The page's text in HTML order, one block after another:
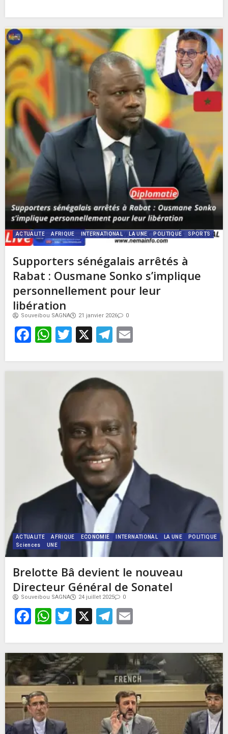
ACTUALITE AFRIQUE INTERNATIONAL LA UNE POLITIQUE SPORTS
Supporters sénégalais arrêtés à
Rabat : Ousmane Sonko s’implique
personnellement pour leur
libération
Souveibou SAGNA 21 janvier 2026 0
Facebook
WhatsApp
Twitter
X Telegram
ACTUALITE AFRIQUE ECONOMIE INTERNATIONAL LA UNE
POLITIQUE
Sciences
UNE
Brelotte Bâ devient le nouveau
Directeur Général de Sonatel
Souveibou SAGNA 24 juillet 2025 0
Facebook
WhatsApp
Twitter
X Telegram